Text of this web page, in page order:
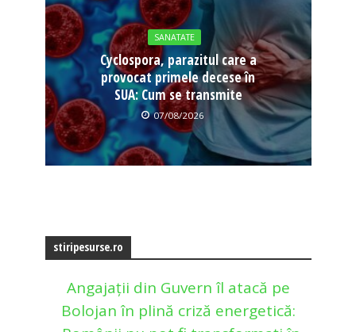
SANATATE
Cyclospora, parazitul care a
provocat primele decese în
SUA: Cum se transmite
07/08/2026
stiripesurse.ro
Angajații din Guvern îl atacă pe
Bolojan în plină criză energetică: